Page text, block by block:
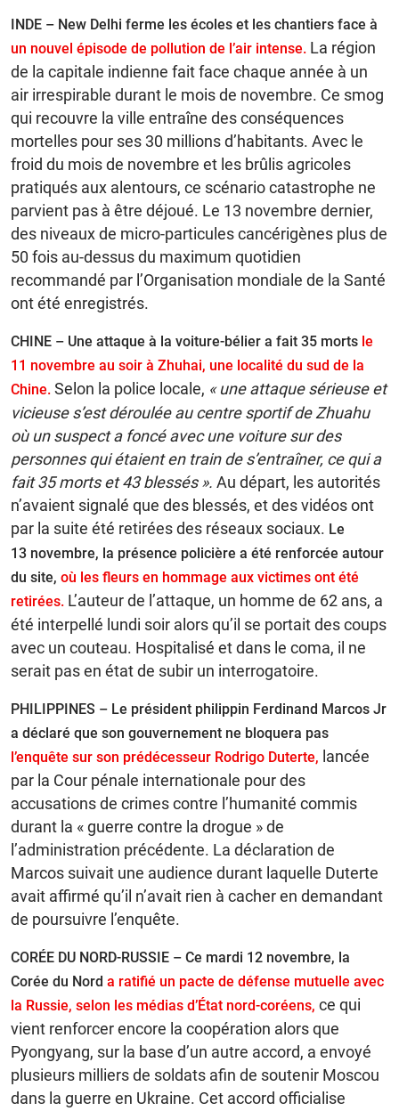
INDE – New Delhi ferme les écoles et les chantiers face à
un nouvel épisode de pollution de l’air intense. La région
de la capitale indienne fait face chaque année à un
air irrespirable durant le mois de novembre. Ce smog
qui recouvre la ville entraîne des conséquences
mortelles pour ses 30 millions d’habitants. Avec le
froid du mois de novembre et les brûlis agricoles
pratiqués aux alentours, ce scénario catastrophe ne
parvient pas à être déjoué. Le 13 novembre dernier,
des niveaux de micro-particules cancérigènes plus de
50 fois au-dessus du maximum quotidien
recommandé par l’Organisation mondiale de la Santé
ont été enregistrés.
CHINE – Une attaque à la voiture-bélier a fait 35 morts le
11 novembre au soir à Zhuhai, une localité du sud de la
Chine. Selon la police locale, « une attaque sérieuse et
vicieuse s’est déroulée au centre sportif de Zhuahu
où un suspect a foncé avec une voiture sur des
personnes qui étaient en train de s’entraîner, ce qui a
fait 35 morts et 43 blessés ». Au départ, les autorités
n’avaient signalé que des blessés, et des vidéos ont
par la suite été retirées des réseaux sociaux. Le
13 novembre, la présence policière a été renforcée autour
du site, où les fleurs en hommage aux victimes ont été
retirées. L’auteur de l’attaque, un homme de 62 ans, a
été interpellé lundi soir alors qu’il se portait des coups
avec un couteau. Hospitalisé et dans le coma, il ne
serait pas en état de subir un interrogatoire.
PHILIPPINES – Le président philippin Ferdinand Marcos Jr
a déclaré que son gouvernement ne bloquera pas
l’enquête sur son prédécesseur Rodrigo Duterte, lancée
par la Cour pénale internationale pour des
accusations de crimes contre l’humanité commis
durant la « guerre contre la drogue » de
l’administration précédente. La déclaration de
Marcos suivait une audience durant laquelle Duterte
avait affirmé qu’il n’avait rien à cacher en demandant
de poursuivre l’enquête.
CORÉE DU NORD-RUSSIE – Ce mardi 12 novembre, la
Corée du Nord a ratifié un pacte de défense mutuelle avec
la Russie, selon les médias d’État nord-coréens, ce qui
vient renforcer encore la coopération alors que
Pyongyang, sur la base d’un autre accord, a envoyé
plusieurs milliers de soldats afin de soutenir Moscou
dans la guerre en Ukraine. Cet accord officialise